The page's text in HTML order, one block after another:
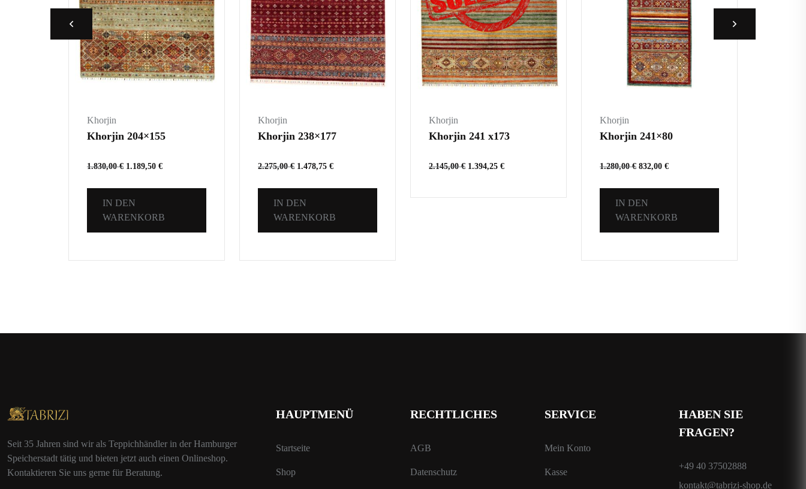
Khorjin
Khorjin 204×155
1.830,00€ 1.189,50 €
IN DEN
WARENKORB
Khorjin
Khorjin 238×177
2.275,00€ 1.478,75 €
IN DEN
WARENKORB
Khorjin
Khorjin 241 x173
2.145,00€ 1.394,25 €
Khorjin
Khorjin 241×80
1.280,00€ 832,00 €
IN DEN
WARENKORB
Seit 35 Jahren sind wir als Teppichhändler in der Hamburger
Speicherstadt tätig und bieten jetzt auch einen Onlineshop.
Kontaktieren Sie uns gerne für Beratung.
HAUPTMENÜ
Startseite
Shop
RECHTLICHES
AGB
Datenschutz
SERVICE
Mein Konto
Kasse
HABEN SIE
FRAGEN?
+49 40 37502888
kontakt@tabrizi-shop.de